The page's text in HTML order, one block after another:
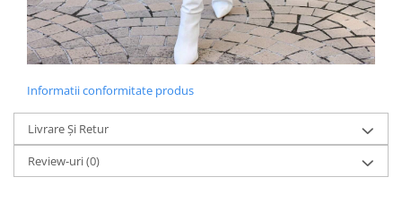
Informatii conformitate produs
Livrare Și Retur
Review-uri(0)